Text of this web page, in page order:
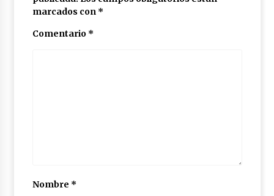
marcados con *
Comentario *
Nombre *